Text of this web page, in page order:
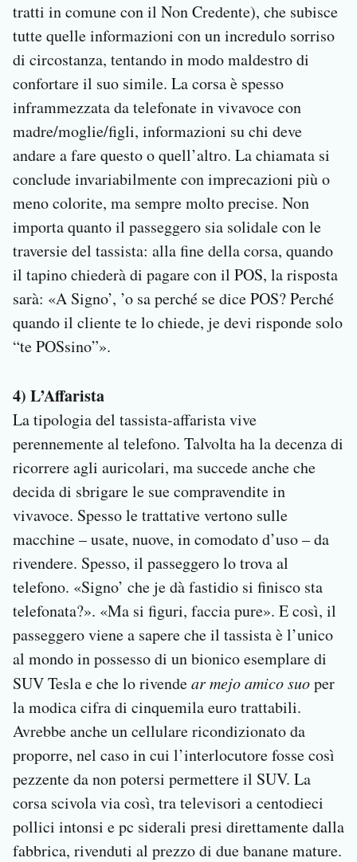
tratti in comune con il Non Credente), che subisce
tutte quelle informazioni con un incredulo sorriso
di circostanza, tentando in modo maldestro di
confortare il suo simile. La corsa è spesso
inframmezzata da telefonate in vivavoce con
madre/moglie/figli, informazioni su chi deve
andare a fare questo o quell’altro. La chiamata si
conclude invariabilmente con imprecazioni più o
meno colorite, ma sempre molto precise. Non
importa quanto il passeggero sia solidale con le
traversie del tassista: alla fine della corsa, quando
il tapino chiederà di pagare con il POS, la risposta
sarà: «A Signo’, ’o sa perché se dice POS? Perché
quando il cliente te lo chiede, je devi risponde solo
“te POSsino”».
4) L’Affarista
La tipologia del tassista-affarista vive
perennemente al telefono. Talvolta ha la decenza di
ricorrere agli auricolari, ma succede anche che
decida di sbrigare le sue compravendite in
vivavoce. Spesso le trattative vertono sulle
macchine – usate, nuove, in comodato d’uso – da
rivendere. Spesso, il passeggero lo trova al
telefono. «Signo’ che je dà fastidio si finisco sta
telefonata?». «Ma si figuri, faccia pure». E così, il
passeggero viene a sapere che il tassista è l’unico
al mondo in possesso di un bionico esemplare di
SUV Tesla e che lo rivendear mejo amico suoper
la modica cifra di cinquemila euro trattabili.
Avrebbe anche un cellulare ricondizionato da
proporre, nel caso in cui l’interlocutore fosse così
pezzente da non potersi permettere il SUV. La
corsa scivola via così, tra televisori a centodieci
pollici intonsi e pc siderali presi direttamente dalla
fabbrica, rivenduti al prezzo di due banane mature.